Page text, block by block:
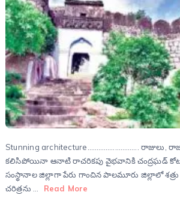
Stunning architecture………………………. రాజులు,
కలిసిపోయినా ఆనాటి రాచరికపు వైభవానికి చంద్రఘడ్ కోట
సంస్థానాల జిల్లాగా పేరు గాంచిన పాలమూరు జిల్లాలో శత్రు
చరిత్రను …
Read More